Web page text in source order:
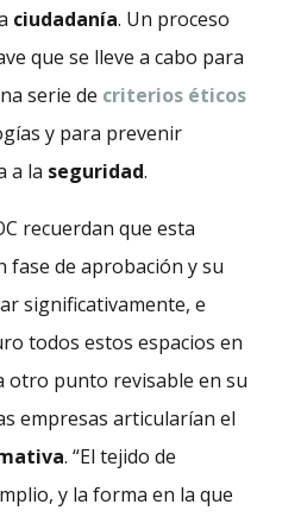
ciudadanía. Un proceso
que se lleve a cabo para
serie de criterios éticos
y para prevenir
a la seguridad.
recuerdan que esta
fase de aprobación y su
significativamente, e
todos estos espacios en
otro punto revisable en su
empresas articularían el
. “El tejido de
y la forma en la que